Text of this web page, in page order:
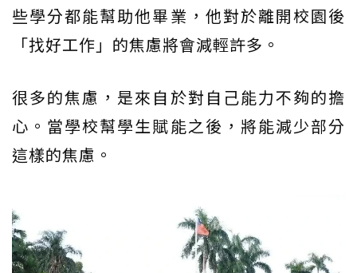
些學分都能幫助他畢業，他對於離開校園後
「找好工作」的焦慮將會減輕許多。
很多的焦慮，是來自於對自己能力不夠的擔
心。當學校幫學生賦能之後，將能減少部分
這樣的焦慮。